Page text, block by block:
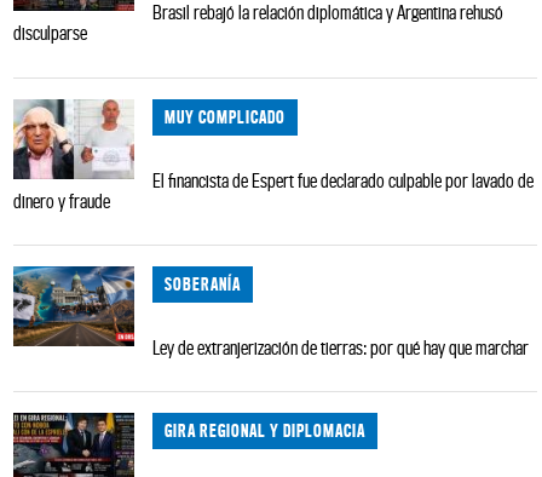
Brasil rebajó la relación diplomática y Argentina rehusó
disculparse
MUY COMPLICADO
El financista de Espert fue declarado culpable por lavado de
dinero y fraude
SOBERANÍA
Ley de extranjerización de tierras: por qué hay que marchar
GIRA REGIONAL Y DIPLOMACIA